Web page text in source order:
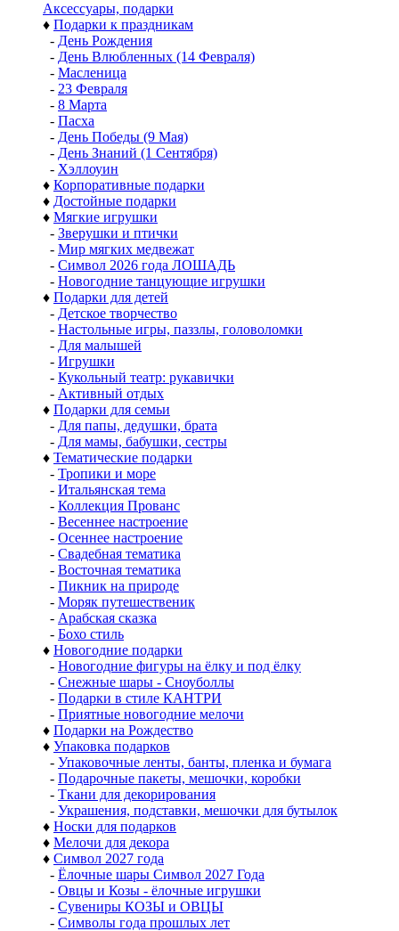
Аксессуары, подарки
♦ Подарки к праздникам
- День Рождения
- День Влюбленных (14 Февраля)
- Масленица
- 23 Февраля
- 8 Марта
- Пасха
- День Победы (9 Мая)
- День Знаний (1 Сентября)
- Хэллоуин
♦ Корпоративные подарки
♦ Достойные подарки
♦ Мягкие игрушки
- Зверушки и птички
- Мир мягких медвежат
- Символ 2026 года ЛОШАДЬ
- Новогодние танцующие игрушки
♦ Подарки для детей
- Детское творчество
- Настольные игры, паззлы, головоломки
- Для малышей
- Игрушки
- Кукольный театр: рукавички
- Активный отдых
♦ Подарки для семьи
- Для папы, дедушки, брата
- Для мамы, бабушки, сестры
♦ Тематические подарки
- Тропики и море
- Итальянская тема
- Коллекция Прованс
- Весеннее настроение
- Осеннее настроение
- Свадебная тематика
- Восточная тематика
- Пикник на природе
- Моряк путешественик
- Арабская сказка
- Бохо стиль
♦ Новогодние подарки
- Новогодние фигуры на ёлку и под ёлку
- Снежные шары - Сноуболлы
- Подарки в стиле КАНТРИ
- Приятные новогодние мелочи
♦ Подарки на Рождество
♦ Упаковка подарков
- Упаковочные ленты, банты, пленка и бумага
- Подарочные пакеты, мешочки, коробки
- Ткани для декорирования
- Украшения, подставки, мешочки для бутылок
♦ Носки для подарков
♦ Мелочи для декора
♦ Символ 2027 года
- Ёлочные шары Символ 2027 Года
- Овцы и Козы - ёлочные игрушки
- Сувениры КОЗЫ и ОВЦЫ
- Символы года прошлых лет